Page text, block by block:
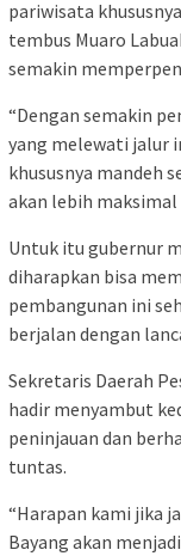
pariwisata
tembus Muaro
semakin
“Dengan semakin
yang melewati jalur
khususnya mandeh
akan lebih
Untuk itu gubernur
diharapkan bisa
pembangunan ini
berjalan dengan
Sekretaris Daerah
hadir menyambut
peninjauan dan
tuntas.
“Harapan kami jika
Bayang akan